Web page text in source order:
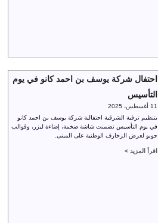
احتفال شركة يوسف بن احمد كانو في يوم
التأسيس
11 أغسطس، 2025
بتنظيم ترفية الشرقية احتفالية شركة يوسف بن احمد كانو
في يوم التأسيس تضمنت شاشة ضخمة، إضاءة ليزر، وقوالب
جوبو لعرض الزخارف الوطنية على المبنى.
اقرأ المزيد >